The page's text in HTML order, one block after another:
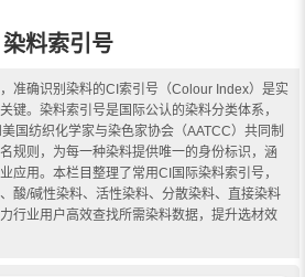
染料索引号
准确识别染料的CI索引号（Colour Index）是实
键。染料索引号是国际公认的染料分类体系，
国纺织化学家与染色家协会（AATCC）共同制
规则，为每一种染料提供唯一的身份标识，涵
应用。本栏目整理了常用CI国际染料索引号，
、酸/碱性染料、活性染料、分散染料、直接染料
行业用户高效查找所需染料数据，提升选材效